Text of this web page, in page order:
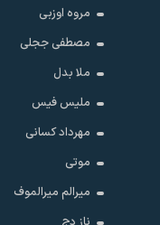
مروه اوزبی
مصطفی ججلی
ملا بدل
ملیس فیس
مهرداد کسانی
موتی
میرالم میرالموف